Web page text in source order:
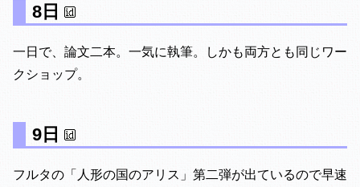
8日
一日で、論文二本。一気に執筆。しかも両方とも同じワー
クショップ。
9日
フルタの「人形の国のアリス」第二弾が出ているので早速